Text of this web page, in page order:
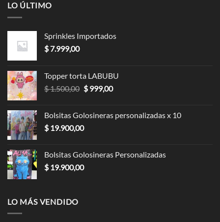
LO ÚLTIMO
Sprinkles Importados
$7.999,00
Topper torta LABUBU
$1.500,00 Original
$ 1.500,00.
$999,00Current
$ 999,00.
Bolsitas Golosineras personalizadas x 10
$19.900,00
Bolsitas Golosineras Personalizadas
$19.900,00
LO MÁS VENDIDO